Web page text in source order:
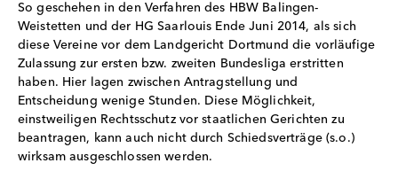
So geschehen in den Verfahren des HBW Balingen-
Weistetten und der HG Saarlouis Ende Juni 2014, als sich
diese Vereine vor dem Landgericht Dortmund die vorläufige
Zulassung zur ersten bzw. zweiten Bundesliga erstritten
haben. Hier lagen zwischen Antragstellung und
Entscheidung wenige Stunden. Diese Möglichkeit,
einstweiligen Rechtsschutz vor staatlichen Gerichten zu
beantragen, kann auch nicht durch Schiedsverträge (s.o.)
wirksam ausgeschlossen werden.